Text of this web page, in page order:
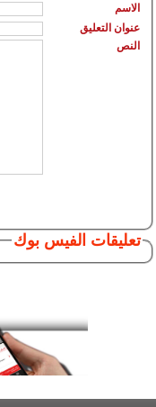
الاسم
عنوان التعليق
النص
تعليقات الفيس بوك